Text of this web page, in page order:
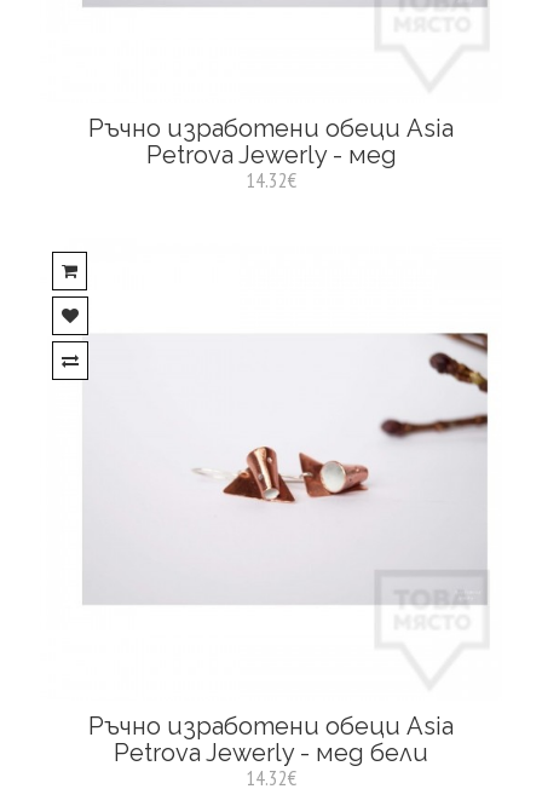
Ръчно изработени обеци Asia
Petrova Jewerly - мед
14.32€
Ръчно изработени обеци Asia
Petrova Jewerly - мед бели
14.32€